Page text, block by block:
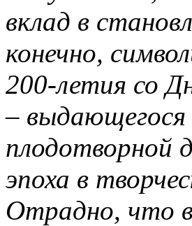
вклад в
конечно,
200-летия со
–
плодотворной
эпоха в
Отрадно, что